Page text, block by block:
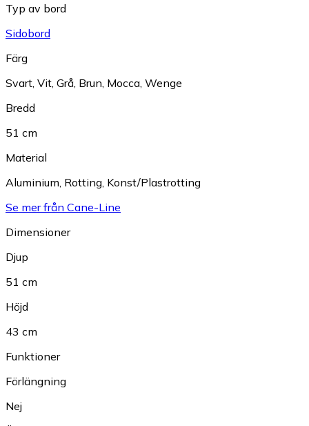
Typ av bord
Sidobord
Färg
Svart Vit Grå Brun Mocca Wenge
Bredd
51 cm
Material
Aluminium Rotting Konst/Plastrotting
Se mer från Cane-Line
Dimensioner
Djup
51 cm
Höjd
43 cm
Funktioner
Förlängning
Nej